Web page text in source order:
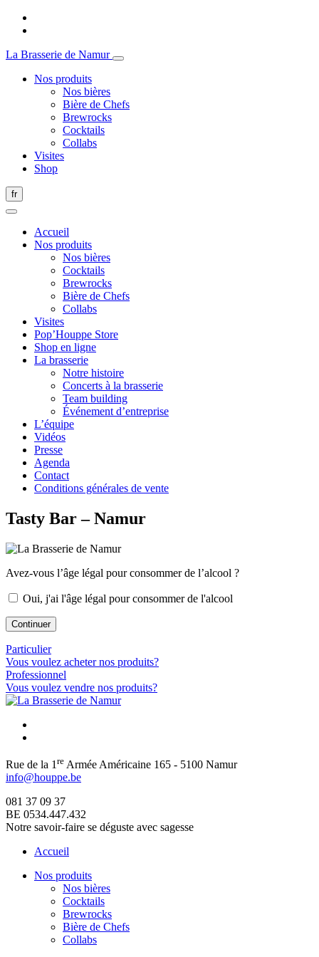
La Brasserie de Namur
Nos produits
Nos bières
Bière de Chefs
Brewrocks
Cocktails
Collabs
Visites
Shop
fr
Accueil
Nos produits
Nos bières
Cocktails
Brewrocks
Bière de Chefs
Collabs
Visites
Pop’Houppe Store
Shop en ligne
La brasserie
Notre histoire
Concerts à la brasserie
Team building
Événement d’entreprise
L’équipe
Vidéos
Presse
Agenda
Contact
Conditions générales de vente
Tasty Bar – Namur
Avez-vous l’âge légal pour consommer de l’alcool ?
Oui, j'ai l'âge légal pour consommer de l'alcool
Continuer
Particulier
Vous voulez acheter nos produits?
Professionnel
Vous voulez vendre nos produits?
Rue de la 1 re Armée Américaine 165 - 5100 Namur
info@houppe.be
081 37 09 37
BE 0534.447.432
Notre savoir-faire se déguste avec sagesse
Accueil
Nos produits
Nos bières
Cocktails
Brewrocks
Bière de Chefs
Collabs